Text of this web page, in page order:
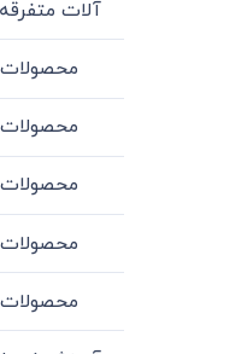
آلات
محصولات
محصولات